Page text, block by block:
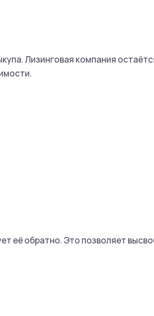
Лизинговая компания
её обратно. Это позволяет